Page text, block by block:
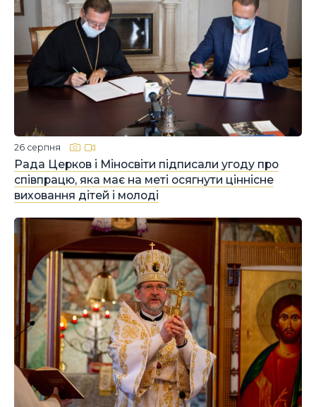
Рада Церков і Міносвіти підписали угоду про
співпрацю, яка має на меті осягнути ціннісне
виховання дітей і молоді
26 серпня